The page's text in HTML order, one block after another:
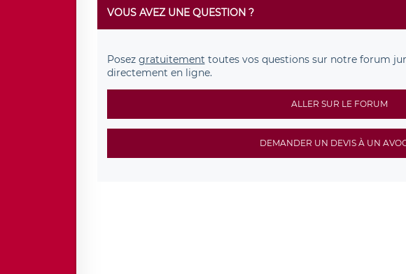
VOUS AVEZ UNE QUESTION ?
Posez gratuitement toutes vos questions sur notre forum
directement en ligne.
ALLER SUR LE FORUM
DEMANDER UN DEVIS À UN